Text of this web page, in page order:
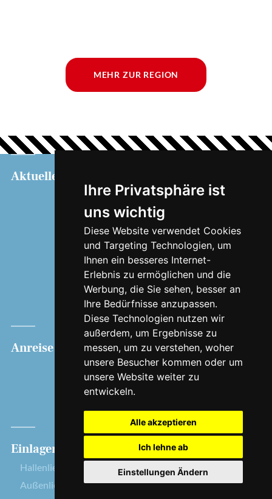
Ihre Privatsphäre ist
uns wichtig
Diese Website verwendet Cookies
und Targeting Technologien, um
Ihnen ein besseres Internet-
Erlebnis zu ermöglichen und die
Werbung, die Sie sehen, besser an
Ihre Bedürfnisse anzupassen.
Diese Technologien nutzen wir
außerdem, um Ergebnisse zu
messen, um zu verstehen, woher
unsere Besucher kommen oder um
unsere Website weiter zu
entwickeln.
Alle akzeptieren
Ich lehne ab
Einstellungen Ändern
MEHR ZUR REGION
Aktuelles
Touristeninformation
Barrierefrei
Edeka
Frisch vom Kutter
Geschichte
Jobs
Presse
Anreise Bootsverleih
Lobster
Auster
Cockle
Hafen
Liegeplatz
Seenotrettung
Einlagerung
Hallenliegeplatz
Außenliegeplatz
Rechtliches
Impressum
Datenschutz